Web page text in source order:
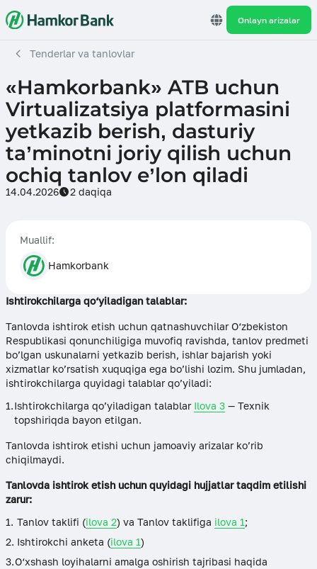
Onlayn arizalar
Tenderlar va tanlovlar
«Hamkorbank» ATB uchun
Virtualizatsiya platformasini
yetkazib berish, dasturiy
ta’minotni joriy qilish uchun
ochiq tanlov e’lon qiladi
14.04.2026 2 daqiqa
Muallif:
Hamkorbank
Ishtirokchilarga qo‘yiladigan talablar:
Tanlovda ishtirok etish uchun qatnashuvchilar O‘zbekiston
Respublikasi qonunchiligiga muvofiq ravishda, tanlov predmeti
bo’lgan uskunalarni yetkazib berish, ishlar bajarish yoki
xizmatlar ko’rsatish xuquqiga ega bo’lishi lozim. Shu jumladan,
ishtirokchilarga quyidagi talablar qo’yiladi:
Ishtirokchilarga qo’yiladigan talablar Ilova 3 — Texnik
topshiriqda bayon etilgan.
Tanlovda ishtirok etishi uchun jamoaviy arizalar ko’rib
chiqilmaydi.
Tanlovda ishtirok etish uchun quyidagi hujjatlar taqdim etilishi
zarur:
Tanlov taklifi (ilova 2) va Tanlov taklifiga ilova 1;
Ishtirokchi anketa (ilova 1)
O‘xshash loyihalarni amalga oshirish tajribasi haqida